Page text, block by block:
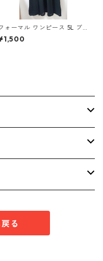
ォーマル ワンピース 5L ブ
ック ◆KIY-1300◆
る